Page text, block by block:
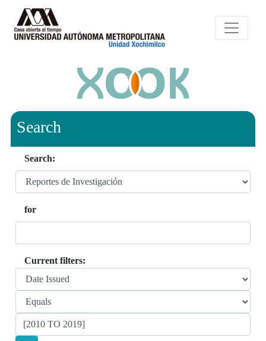
Search
Search:
for
Current filters: